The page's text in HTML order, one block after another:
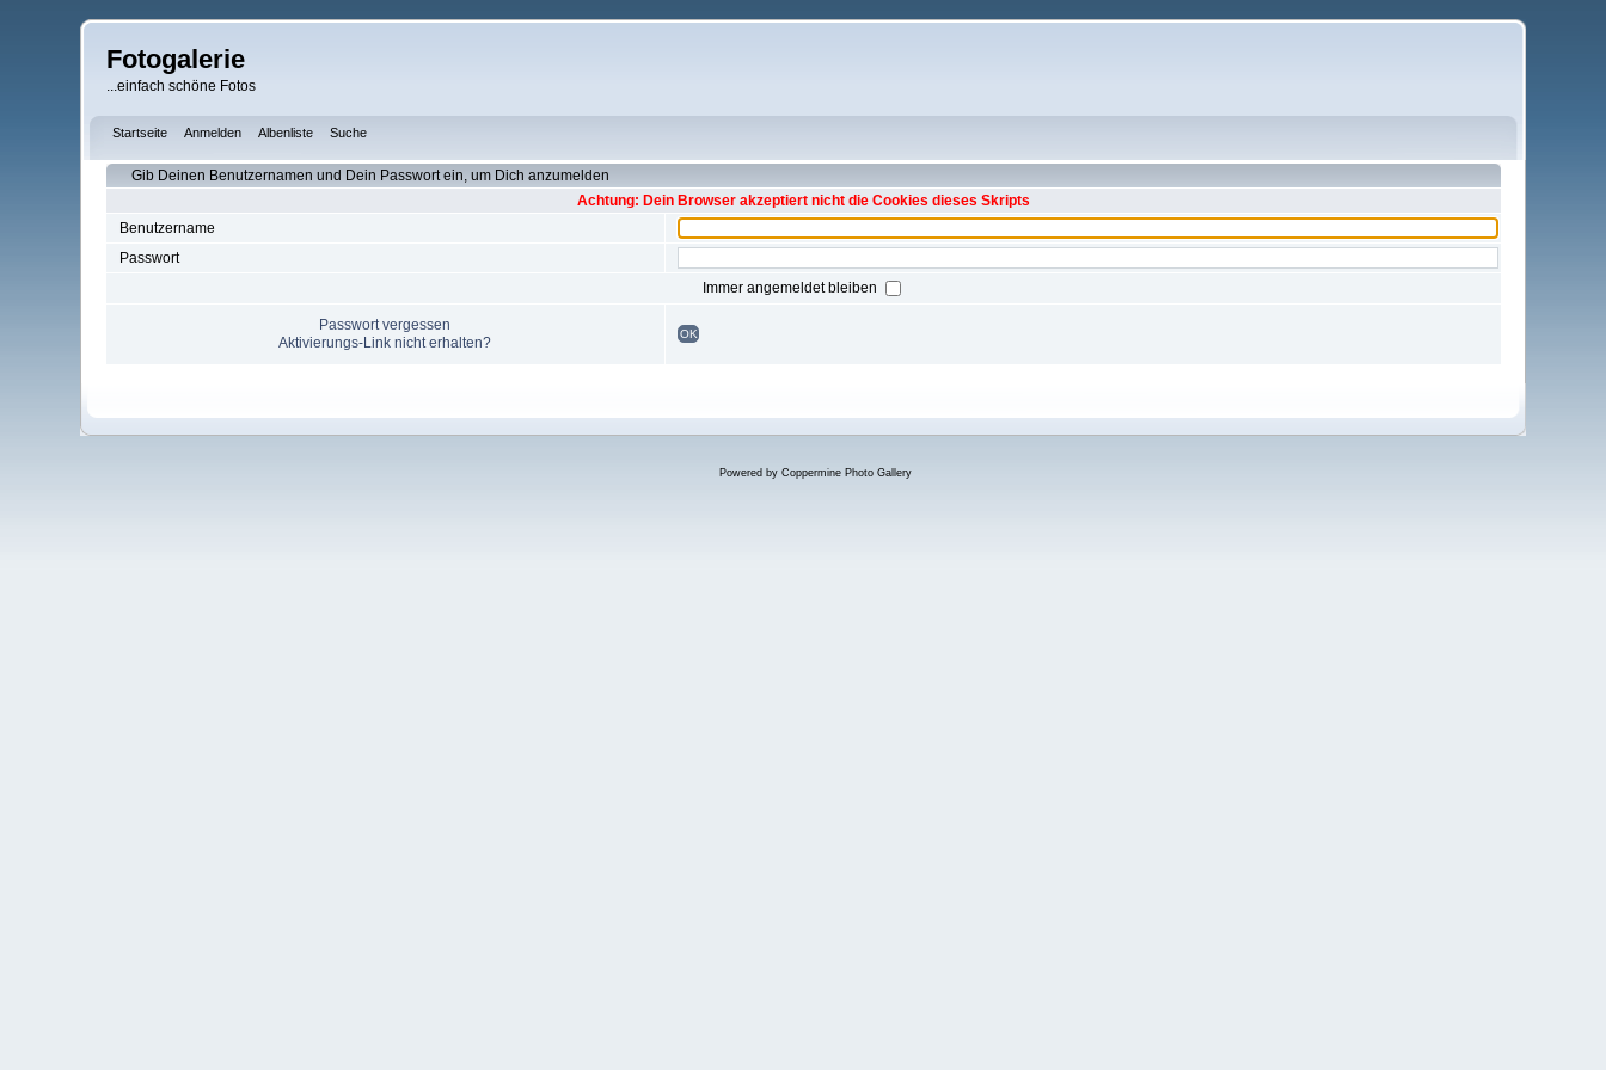
Fotogalerie
...einfach schöne Fotos
Startseite Anmelden Albenliste Suche
Gib Deinen Benutzernamen und Dein Passwort ein, um Dich anzumelden
Achtung: Dein Browser akzeptiert nicht die Cookies dieses Skripts
Benutzername
Passwort
Immer angemeldet bleiben
Passwort vergessen
Aktivierungs-Link nicht erhalten?
OK
Powered by Coppermine Photo Gallery